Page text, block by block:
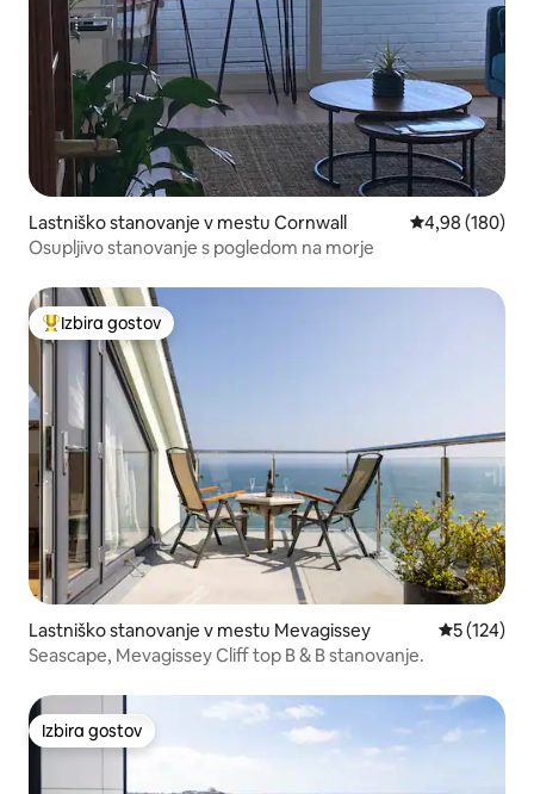
Lastniško stanovanje v mestu Cornwall Povprečna
4,98 (180)
Osupljivo stanovanje s pogledom na morje
Najbolj priljubljena prenočišča z značko »Izbira gostov«
Izbira gostov
Lastniško stanovanje v mestu Mevagissey Povprečna
5 (124)
Seascape, Mevagissey Cliff top B & B stanovanje.
Izbira gostov
Izbira gostov